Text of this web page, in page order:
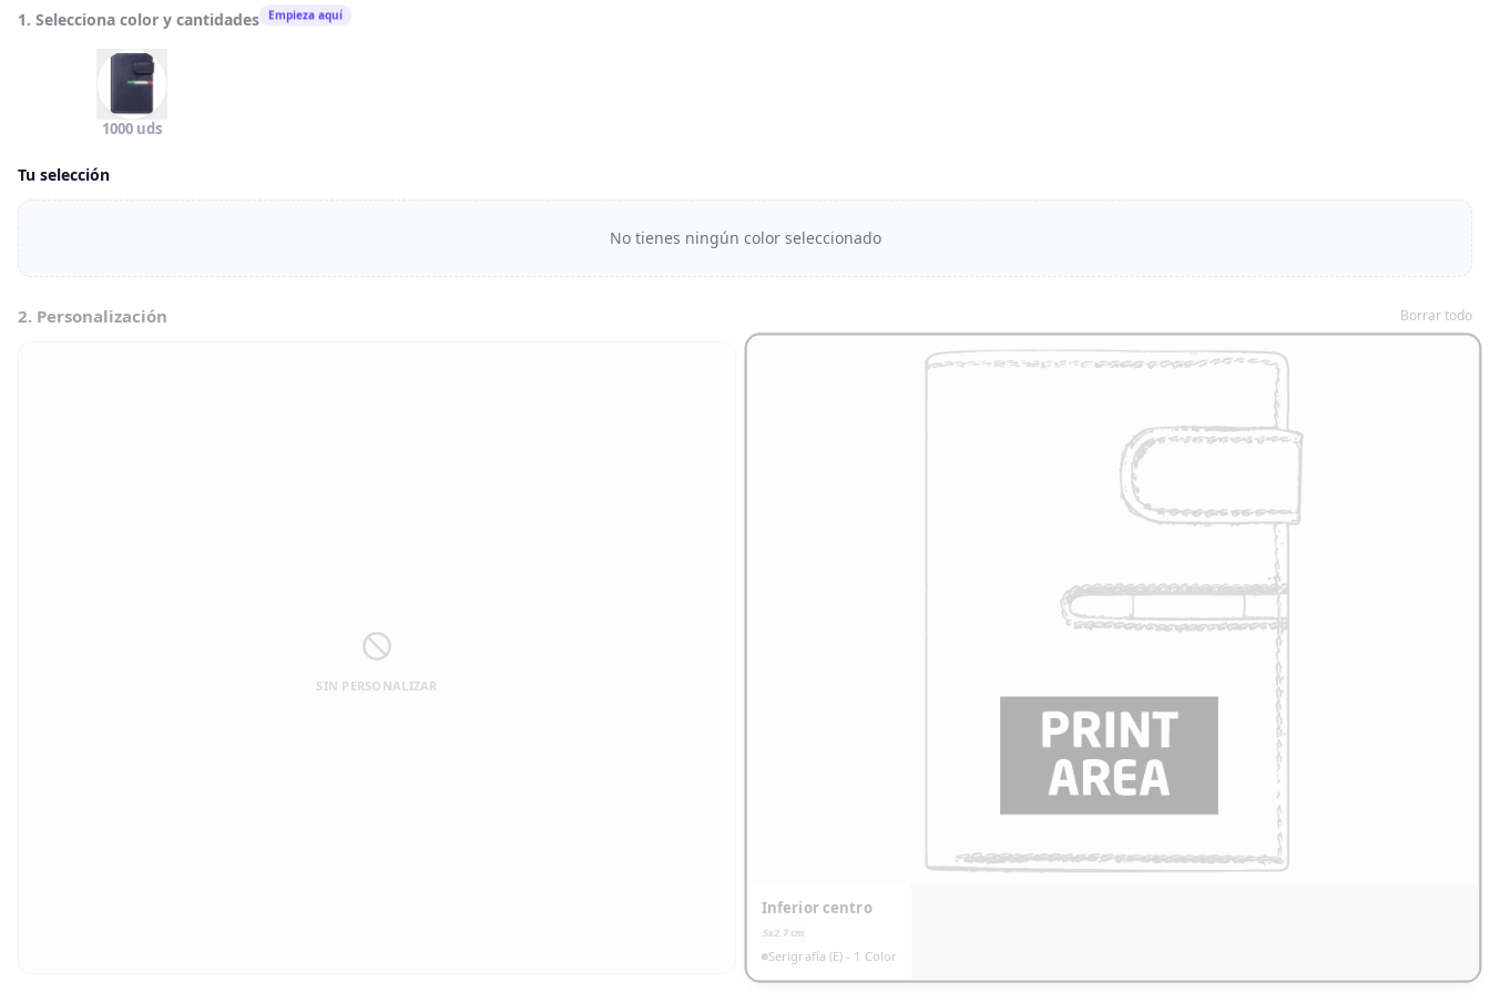
1. Selecciona color y cantidades Empieza aquí
1000 uds
Tu selección
No tienes ningún color seleccionado
2. Personalización Borrar todo
SIN PERSONALIZAR
Inferior centro
5x2.7 cm
Serigrafía (E) - 1 Color